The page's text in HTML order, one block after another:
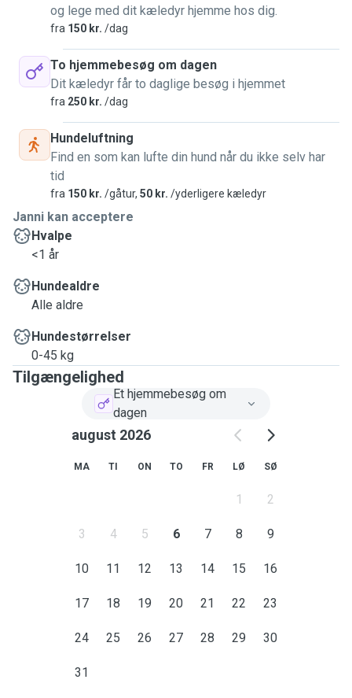
og lege med dit kæledyr hjemme hos dig.
fra 150 kr. /dag
To hjemmebesøg om dagen
Dit kæledyr får to daglige besøg i hjemmet
fra 250 kr. /dag
Hundeluftning
Find en som kan lufte din hund når du ikke selv har
tid
fra 150 kr. /gåtur, 50 kr. /yderligere kæledyr
Janni kan acceptere
Hvalpe
<1 år
Hundealdre
Alle aldre
Hundestørrelser
0-45 kg
Tilgængelighed
Et hjemmebesøg om
dagen
august 2026
MA TI ON TO FR LØ SØ
1 2
3 4 5 6 7 8 9
10 11 12 13 14 15 16
17 18 19 20 21 22 23
24 25 26 27 28 29 30
31